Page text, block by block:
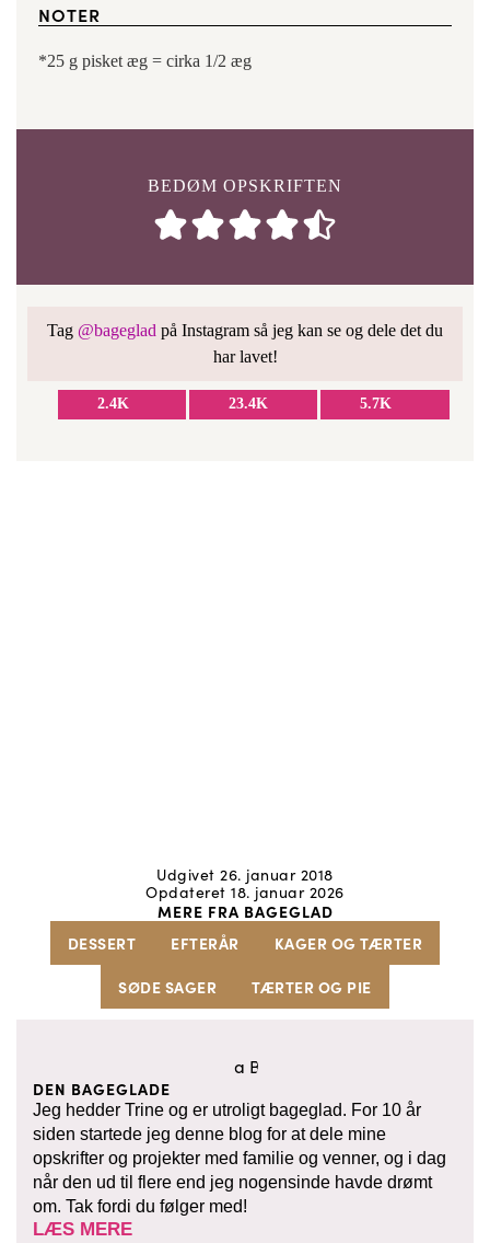
NOTER
*25 g pisket æg = cirka 1/2 æg
BEDØM OPSKRIFTEN
Tag @bageglad på Instagram så jeg kan se og dele det du
har lavet!
2.4K 23.4K 5.7K
Udgivet 26. januar 2018
Opdateret 18. januar 2026
MERE FRA BAGEGLAD
DESSERT
EFTERÅR
KAGER OG TÆRTER
SØDE SAGER
TÆRTER OG PIE
DEN BAGEGLADE
Jeg hedder Trine og er utroligt bageglad. For 10 år
siden startede jeg denne blog for at dele mine
opskrifter og projekter med familie og venner, og i dag
når den ud til flere end jeg nogensinde havde drømt
om. Tak fordi du følger med!
LÆS MERE